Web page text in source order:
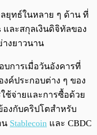
ยุทธ์ในหลาย ๆ ด้าน ที่
และสกุลเงินดิจิทัลของ
างยาวนาน
บการเมื่อวันอังคารที่
ค์ประกอบต่าง ๆ ของ
ช้จ่ายและการซื้อด้วย
องกับคริปโตสำหรับ
น Stablecoin และ CBDC